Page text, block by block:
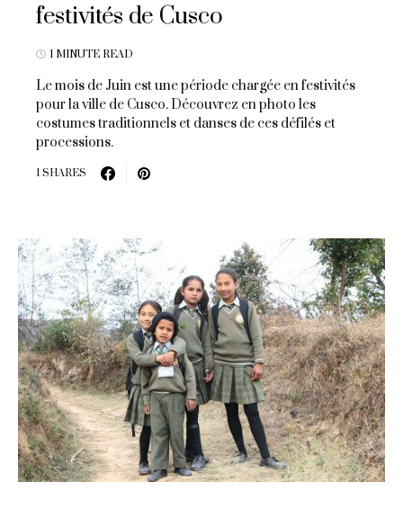
festivités de Cusco
1 MINUTE READ
Le mois de Juin est une période chargée en festivités
pour la ville de Cusco. Découvrez en photo les
costumes traditionnels et danses de ces défilés et
processions.
1 SHARES